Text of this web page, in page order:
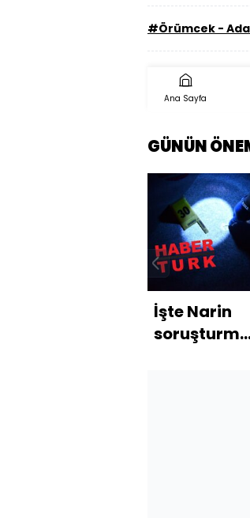
#Örümcek -
Ana Sayfa
GÜNÜN
İşte Narin